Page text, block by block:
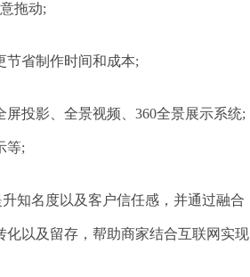
拖动;
节省制作时间和成本;
投影、全景视频、360全景展示系统;
等;
知名度以及客户信任感，并通过融合
以及留存，帮助商家结合互联网实现